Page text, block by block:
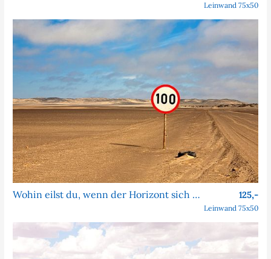
Leinwand 75x50
Wohin eilst du, wenn der Horizont sich nie nähert? 125,-
Leinwand 75x50